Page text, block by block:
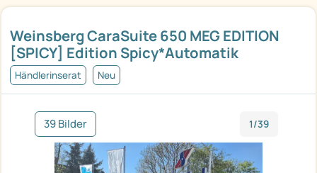
Weinsberg CaraSuite 650 MEG EDITION
[SPICY] Edition Spicy*Automatik
Händlerinserat Neu
39 Bilder 1/39